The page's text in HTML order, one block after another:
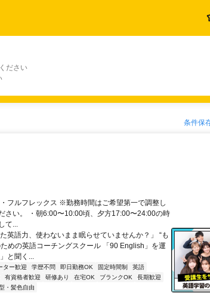
ださい
条件保
フルフレックス ※勤務時間はご希望第一で調整し
さい。 ・朝6:00〜10:00頃、夕方17:00〜24:00の時
て...
英語力、使わないまま眠らせていませんか？」 “も
めの英語コーチングスクール 「90 English」を運
と聞く...
ター歓迎 学歴不問 即日勤務OK 固定時間制
英語
有資格者歓迎 研修あり 在宅OK ブランクOK
長期歓迎
・髪色自由